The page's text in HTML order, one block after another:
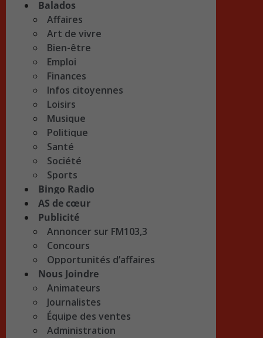
Balados
Affaires
Art de vivre
Bien-être
Emploi
Finances
Infos citoyennes
Loisirs
Musique
Politique
Santé
Société
Sports
Bingo Radio
AS de cœur
Publicité
Annoncer sur FM103,3
Concours
Opportunités d’affaires
Nous Joindre
Animateurs
Journalistes
Équipe des ventes
Administration